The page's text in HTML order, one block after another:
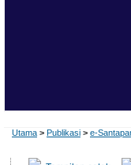
Utama > Publikasi > e-